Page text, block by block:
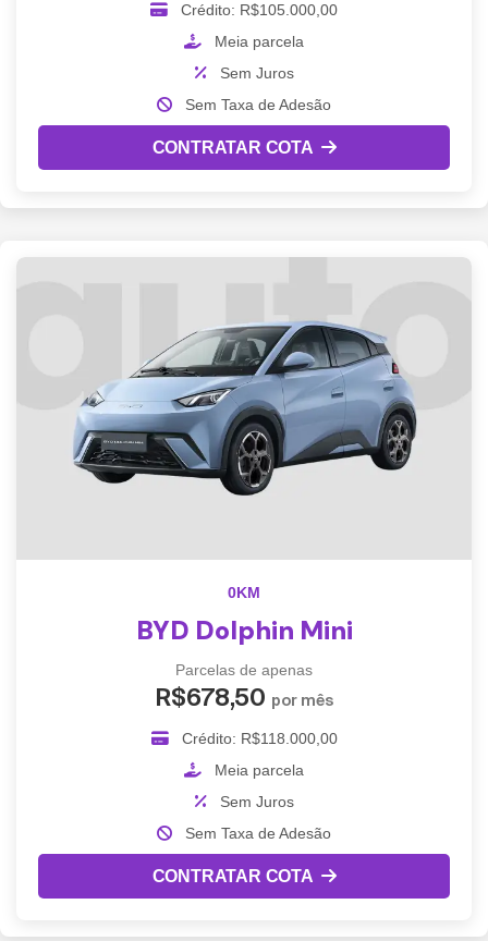
Crédito: R$105.000,00
Meia parcela
Sem Juros
Sem Taxa de Adesão
CONTRATAR COTA
0KM
BYD Dolphin Mini
Parcelas de apenas
R$678,50 por mês
Crédito: R$118.000,00
Meia parcela
Sem Juros
Sem Taxa de Adesão
CONTRATAR COTA